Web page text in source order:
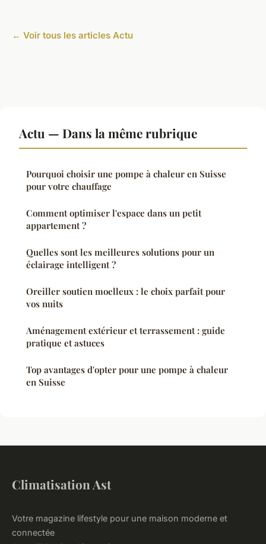
← Voir tous les articles Actu
Actu — Dans la même rubrique
Pourquoi choisir une pompe à chaleur en Suisse
pour votre chauffage
Comment optimiser l'espace dans un petit
appartement ?
Quelles sont les meilleures solutions pour un
éclairage intelligent ?
Oreiller soutien moelleux : le choix parfait pour
vos nuits
Aménagement extérieur et terrassement : guide
pratique et astuces
Top avantages d'opter pour une pompe à chaleur
en Suisse
Climatisation Ast
Votre magazine lifestyle pour une maison moderne et
connectée